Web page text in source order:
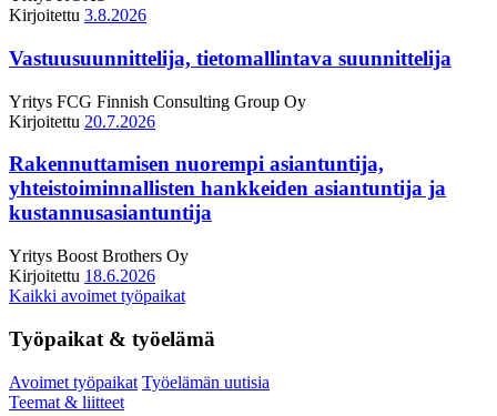
Kirjoitettu 3.8.2026
Vastuusuunnittelija, tietomallintava suunnittelija
Yritys FCG Finnish Consulting Group Oy
Kirjoitettu 20.7.2026
Rakennuttamisen nuorempi asiantuntija,
yhteistoiminnallisten hankkeiden asiantuntija ja
kustannusasiantuntija
Yritys Boost Brothers Oy
Kirjoitettu 18.6.2026
Kaikki avoimet työpaikat
Työpaikat & työelämä
Avoimet työpaikat Työelämän uutisia
Teemat & liitteet